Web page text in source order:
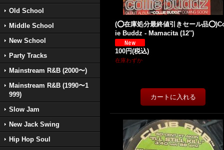
Old School
Middle School
New School
Party Tracks
Mainstream R&B (2000〜)
Mainstream R&B (1990〜1
999)
Slow Jam
New Jack Swing
Hip Hop Soul
(⭕️在庫処分最終値引きセール品
ie Buddz - Mamacita (12'')
100円(税込)
在庫わずか